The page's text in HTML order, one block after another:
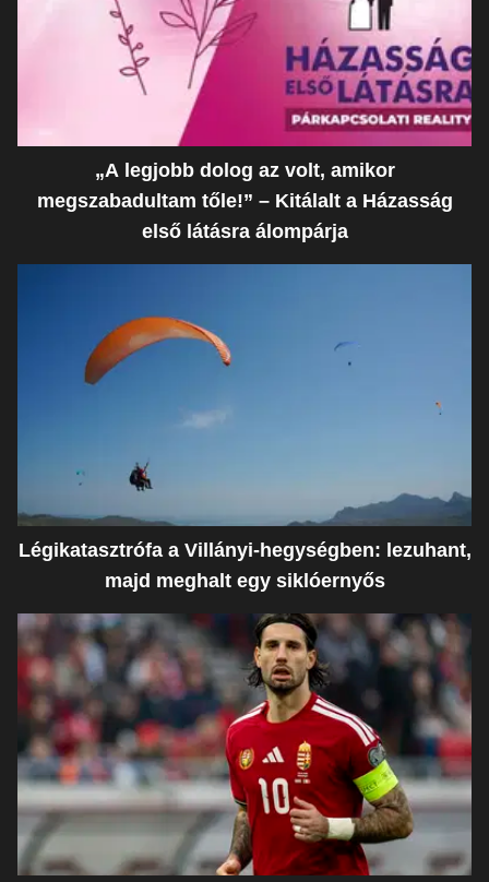
„A legjobb dolog az volt, amikor
megszabadultam tőle!” – Kitálalt a Házasság
első látásra álompárja
Légikatasztrófa a Villányi-hegységben: lezuhant,
majd meghalt egy siklóernyős